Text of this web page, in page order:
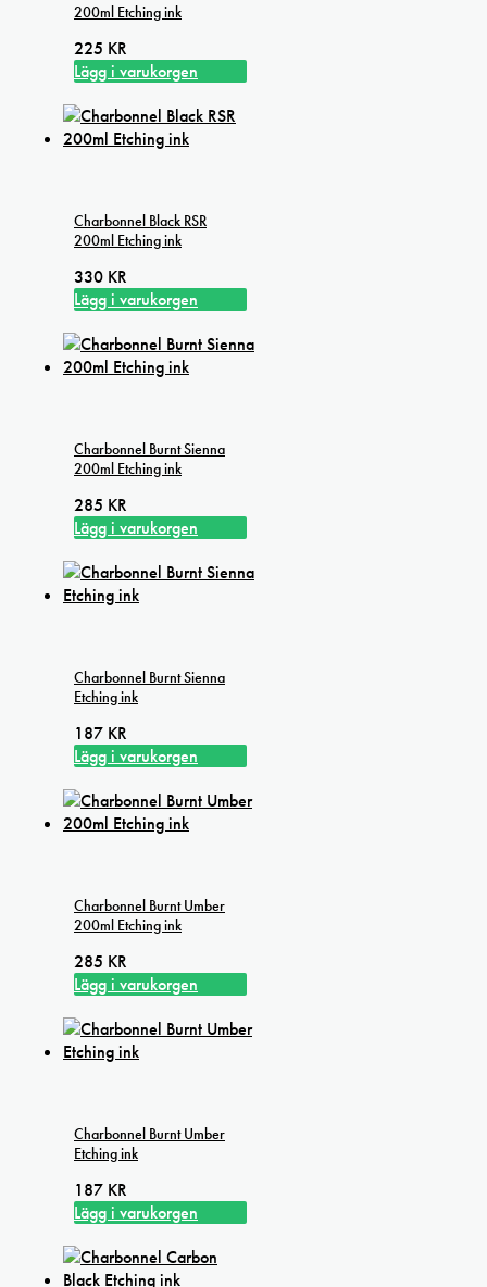
200ml Etching ink
225 KR
Lägg i varukorgen
Charbonnel Black RSR
200ml Etching ink
330 KR
Lägg i varukorgen
Charbonnel Burnt Sienna
200ml Etching ink
285 KR
Lägg i varukorgen
Charbonnel Burnt Sienna
Etching ink
187 KR
Lägg i varukorgen
Charbonnel Burnt Umber
200ml Etching ink
285 KR
Lägg i varukorgen
Charbonnel Burnt Umber
Etching ink
187 KR
Lägg i varukorgen